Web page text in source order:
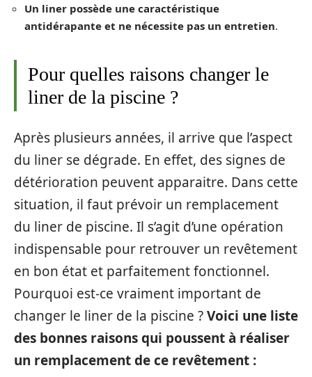
Un liner possède une caractéristique
antidérapante et ne nécessite pas un entretien.
Pour quelles raisons changer le
liner de la piscine ?
Après plusieurs années, il arrive que l’aspect
du liner se dégrade. En effet, des signes de
détérioration peuvent apparaitre. Dans cette
situation, il faut prévoir un remplacement
du liner de piscine. Il s’agit d’une opération
indispensable pour retrouver un revêtement
en bon état et parfaitement fonctionnel.
Pourquoi est-ce vraiment important de
changer le liner de la piscine ?Voici une liste
des bonnes raisons qui poussent à réaliser
un remplacement de ce revêtement :